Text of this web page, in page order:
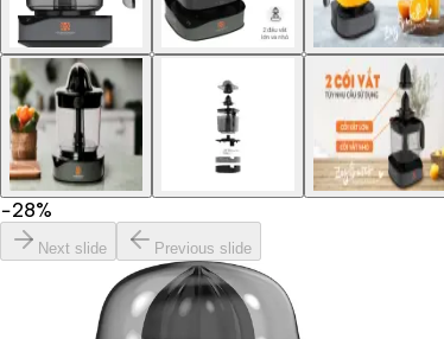
−28%
Next slide Previous slide